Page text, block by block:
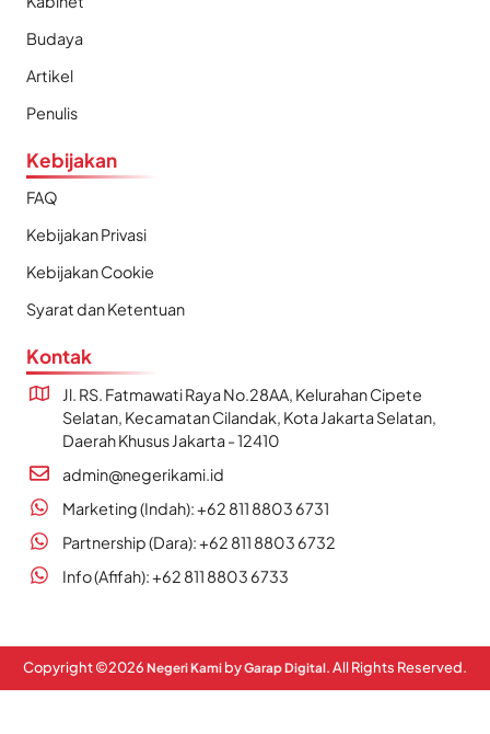
Budaya
Artikel
Penulis
Kebijakan
FAQ
Kebijakan Privasi
Kebijakan Cookie
Syarat dan Ketentuan
Kontak
Jl. RS. Fatmawati Raya No.28AA, Kelurahan Cipete
Selatan, Kecamatan Cilandak, Kota Jakarta Selatan,
Daerah Khusus Jakarta - 12410
admin@negerikami.id
Marketing (Indah): +62 811 8803 6731
Partnership (Dara): +62 811 8803 6732
Info (Afifah): +62 811 8803 6733
Copyright ©2026 Negeri Kami byGarap Digital. All Rights Reserved.